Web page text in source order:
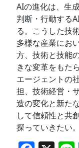
AIの進化は、生
判断・行動する
る。こうした技
多様な産業にお
方、技術と技能
きな変革をもた
エージェントの
担、技術経営・
造の変化と新た
して信頼性と共
探っていきたい。